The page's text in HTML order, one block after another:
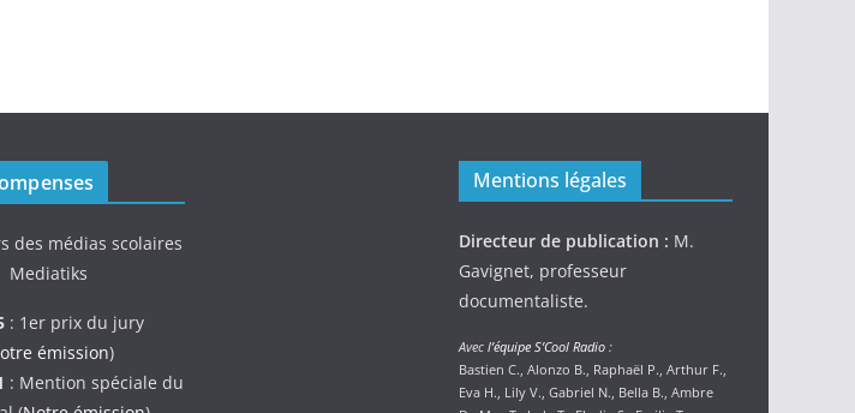
: 1er prix du jury
émission)
: Mention spéciale du
Mentions légales
Directeur de publication : M.
Gavignet, professeur
documentaliste.
Avec l’équipe S’Cool Radio :
Bastien C., Alonzo B., Raphaël P., Arthur F.,
Eva H., Lily V., Gabriel N., Bella B., Ambre